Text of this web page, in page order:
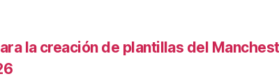
la creación de plantillas del